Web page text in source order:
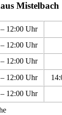
Mistelbach
12:00 Uhr
12:00 Uhr
12:00 Uhr
12:00 Uhr
12:00 Uhr